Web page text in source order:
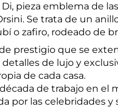
pieza emblema de
Se trata de un
o zafiro, rodeado de
prestigio que se
de lujo y
de cada casa.
de trabajo en el
por las celebridades y